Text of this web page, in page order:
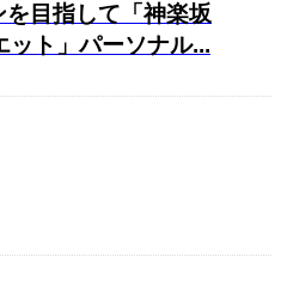
目指して「神楽坂
ト」パーソナル...